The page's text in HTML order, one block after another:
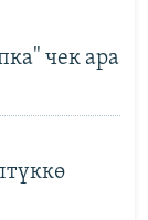
чек ара